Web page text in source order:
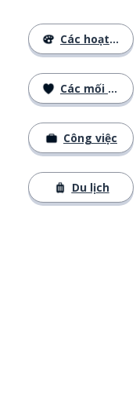
Các hoạt động
Các mối quan hệ
Công việc
Du lịch